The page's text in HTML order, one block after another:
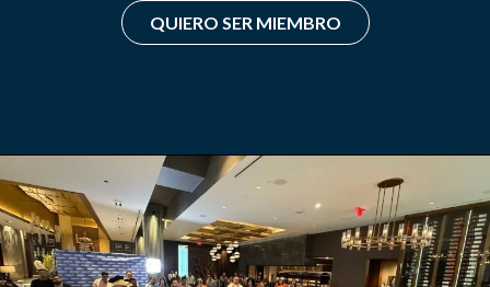
QUIERO SER MIEMBRO